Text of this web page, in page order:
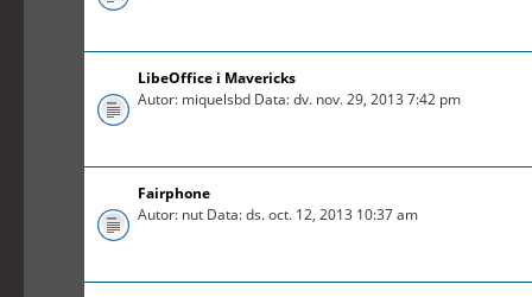
LibeOffice i Mavericks
Autor: miquelsbd Data: dv. nov. 29, 2013 7:42 pm
Fairphone
Autor: nut Data: ds. oct. 12, 2013 10:37 am